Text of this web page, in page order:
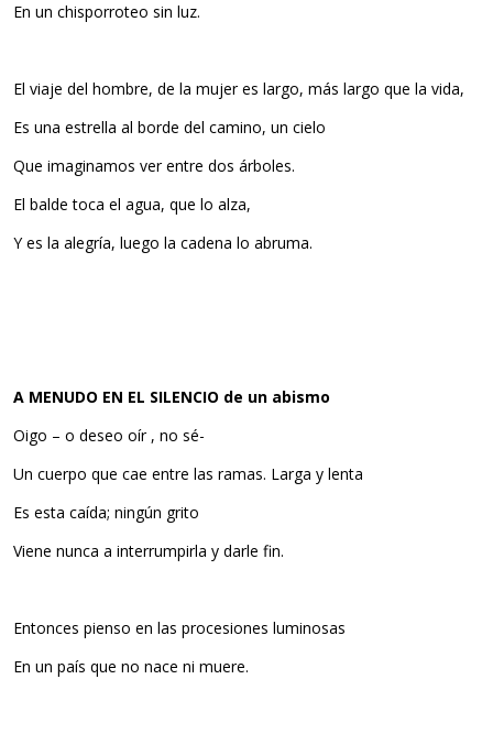
En un chisporroteo sin luz.
El viaje del hombre, de la mujer es largo, más largo que la vida,
Es una estrella al borde del camino, un cielo
Que imaginamos ver entre dos árboles.
El balde toca el agua, que lo alza,
Y es la alegría, luego la cadena lo abruma.
A MENUDO EN EL SILENCIO de un abismo
Oigo – o deseo oír , no sé-
Un cuerpo que cae entre las ramas. Larga y lenta
Es esta caída; ningún grito
Viene nunca a interrumpirla y darle fin.
Entonces pienso en las procesiones luminosas
En un país que no nace ni muere.